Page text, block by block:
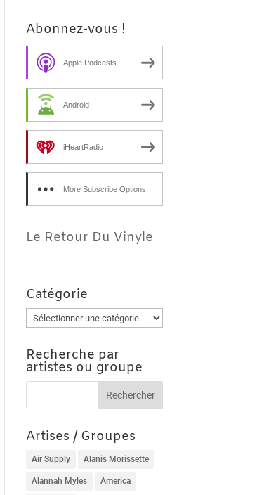
Abonnez-vous !
Apple Podcasts
Android
iHeartRadio
More Subscribe Options
Le Retour Du Vinyle
Catégorie
Catégorie
Recherche par
artistes ou groupe
Artises / Groupes
Air Supply Alanis Morissette
Alannah Myles America